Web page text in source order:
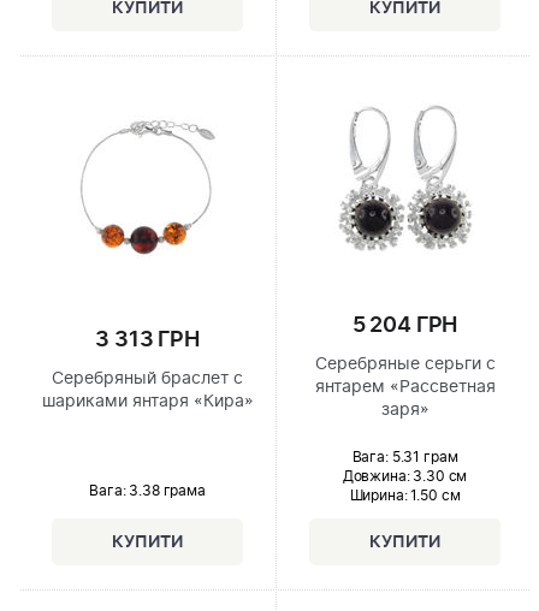
3 313 ГРН
Серебряный браслет с
шариками янтаря «Кира»
Вага: 3.38 грама
5 204 ГРН
Серебряные серьги с
янтарем «Рассветная
заря»
Вага: 5.31 грам
Довжина:3.30 см
Ширина: 1.50 см